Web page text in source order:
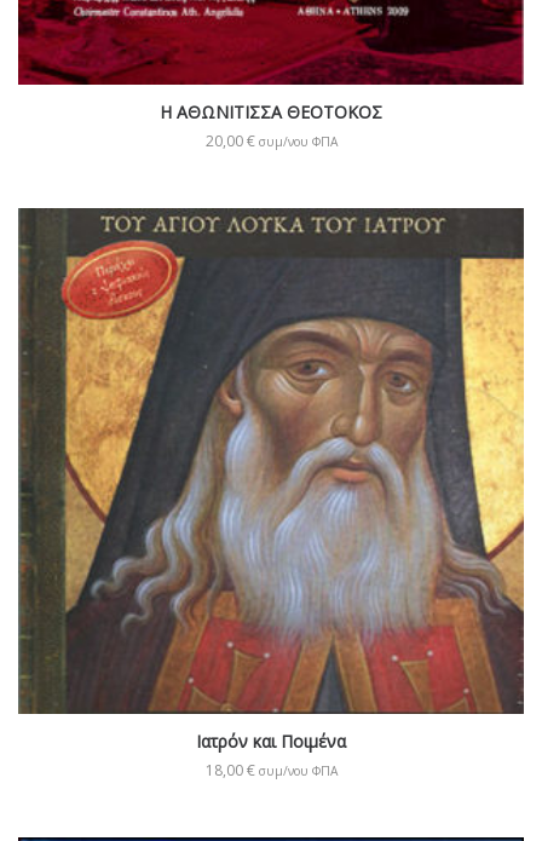
Η ΑΘΩΝΙΤΙΣΣΑ ΘΕΟΤΟΚΟΣ
20,00€ συμ/νου ΦΠΑ
Ιατρόν και Ποιμένα
18,00€ συμ/νου ΦΠΑ